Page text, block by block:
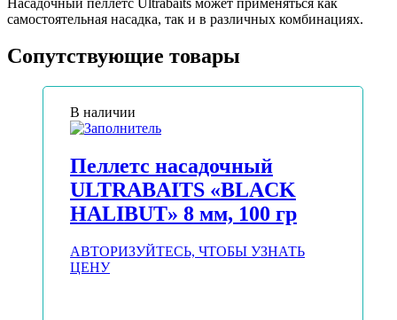
самостоятельная насадка, так и в различных комбинациях.
Сопутствующие товары
В наличии
Пеллетс насадочный
ULTRABAITS «BLACK
HALIBUT» 8 мм, 100 гр
АВТОРИЗУЙТЕСЬ, ЧТОБЫ УЗНАТЬ
ЦЕНУ